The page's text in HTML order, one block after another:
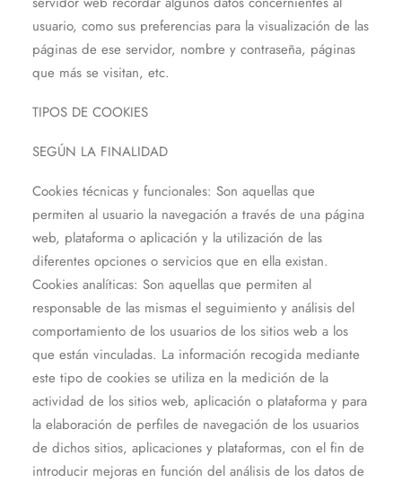
usuario, como sus preferencias para la visualización de las
páginas de ese servidor, nombre y contraseña, páginas
que más se visitan, etc.
TIPOS DE COOKIES
SEGÚN LA FINALIDAD
Cookies técnicas y funcionales: Son aquellas que
permiten al usuario la navegación a través de una página
web, plataforma o aplicación y la utilización de las
diferentes opciones o servicios que en ella existan.
Cookies analíticas: Son aquellas que permiten al
responsable de las mismas el seguimiento y análisis del
comportamiento de los usuarios de los sitios web a los
que están vinculadas. La información recogida mediante
este tipo de cookies se utiliza en la medición de la
actividad de los sitios web, aplicación o plataforma y para
la elaboración de perfiles de navegación de los usuarios
de dichos sitios, aplicaciones y plataformas, con el fin de
introducir mejoras en función del análisis de los datos de